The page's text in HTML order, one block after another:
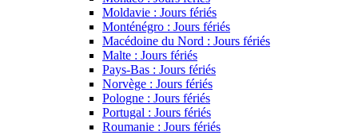
Moldavie : Jours fériés
Monténégro : Jours fériés
Macédoine du Nord : Jours fériés
Malte : Jours fériés
Pays-Bas : Jours fériés
Norvège : Jours fériés
Pologne : Jours fériés
Portugal : Jours fériés
Roumanie : Jours fériés